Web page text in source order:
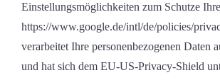
Einstellungsmöglichkeiten zum Schutze
https://www.google.de/intl/de/policies/
verarbeitet Ihre personenbezogenen Daten
und hat sich dem EU-US-Privacy-Shield